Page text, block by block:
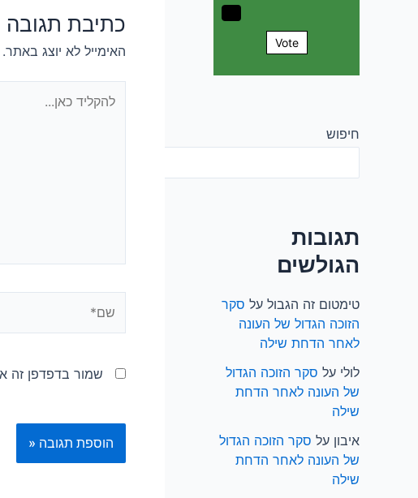
Vote
חיפוש
תגובות
הגולשים
טימטום זה הגבול על סקר
הזוכה הגדול של העונה
לאחר הדחת שילה
לולי על סקר הזוכה הגדול
של העונה לאחר הדחת
שילה
איבון על סקר הזוכה הגדול
של העונה לאחר הדחת
שילה
כתיבת תגובה
האימייל לא יוצג באתר.
כאן...
שמור בדפדפן זה